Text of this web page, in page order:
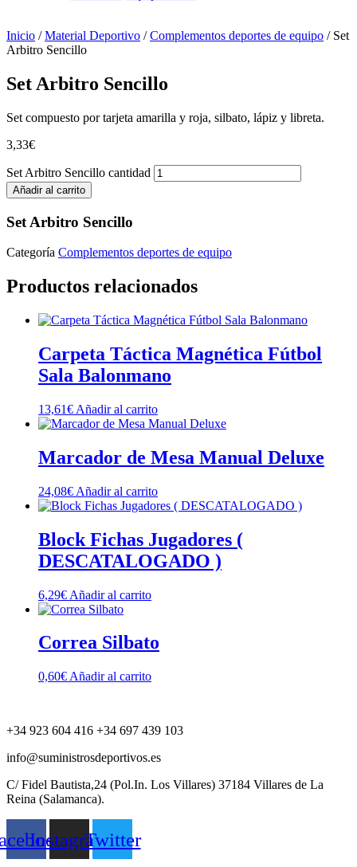
Inicio /Material Deportivo /Complementos deportes de equipo / Set
Arbitro Sencillo
Set Arbitro Sencillo
Set compuesto por tarjeta amarilla y roja, silbato, lápiz y libreta.
3,33€
Set Arbitro Sencillo cantidad
Añadir al carrito
Set Arbitro Sencillo
Categoría Complementos deportes de equipo
Productos relacionados
Carpeta Táctica Magnética Fútbol
Sala Balonmano
13,61€ Añadir al carrito
Marcador de Mesa Manual Deluxe
24,08€ Añadir al carrito
Block Fichas Jugadores (
DESCATALOGADO )
6,29€ Añadir al carrito
Correa Silbato
0,60€ Añadir al carrito
+34 923 604 416 +34 697 439 103
info@suministrosdeportivos.es
C/ Fidel Bautista,24 (Pol.In. Los Villares) 37184 Villares de La
Reina (Salamanca).
InstagramTwitter